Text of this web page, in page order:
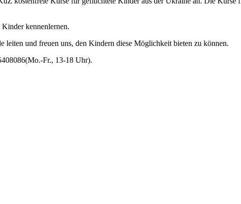
kennenlernen.
leiten und freuen uns, den Kindern diese Möglichkeit bieten zu können.
Fr., 13-18 Uhr).